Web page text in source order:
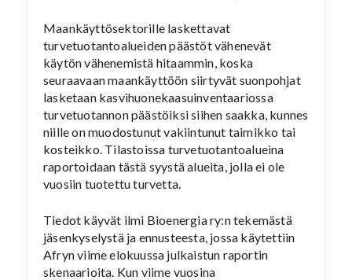
Maankäyttösektorille laskettavat
turvetuotantoalueiden päästöt vähenevät
käytön vähenemistä hitaammin, koska
seuraavaan maankäyttöön siirtyvät suonpohjat
lasketaan kasvihuonekaasuinventaariossa
turvetuotannon päästöiksi siihen saakka, kunnes
niille on muodostunut vakiintunut taimikko tai
kosteikko. Tilastoissa turvetuotantoalueina
raportoidaan tästä syystä alueita, jolla ei ole
vuosiin tuotettu turvetta.
Tiedot käyvät ilmi Bioenergia ry:n tekemästä
jäsenkyselystä ja ennusteesta, jossa käytettiin
Afryn viime elokuussa julkaistun raportin
skenaarioita. Kun viime vuosina